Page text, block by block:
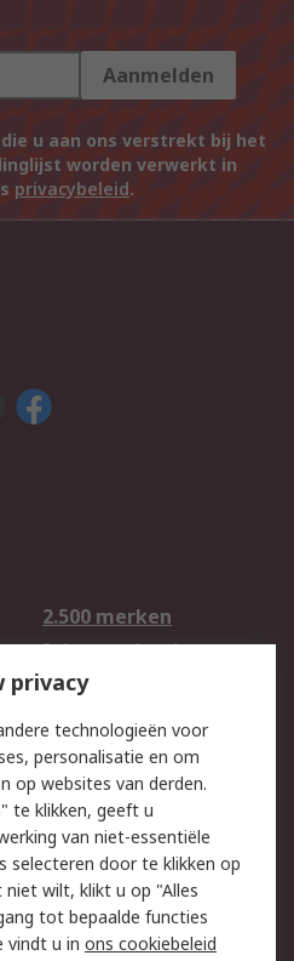
Aanmelden
u aan ons verstrekt bij het
worden verwerkt in
privacybeleid.
2.500 merken
Inkoopoplossingen
Technisch advies
Email veiligheid
Websitevoorwaarden
privacy
technologieën voor
personalisatie en om
op websites van derden.
te klikken, geeft u
van niet-essentiële
selecteren door te klikken op
niet wilt, klikt u op "Alles
tot bepaalde functies
vindt u in ons cookiebeleid